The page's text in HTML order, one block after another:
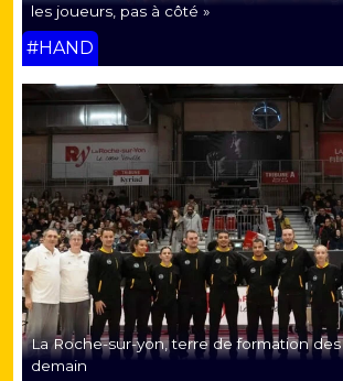
les joueurs, pas à côté »
#HAND
La Roche-sur-yon, terre de formation
demain